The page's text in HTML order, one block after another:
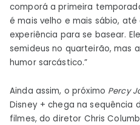
comporá a primeira
é mais velho e mais sábio,
experiência para se basear.
semideus no quarteirão, mas
humor sarcástico.”
Ainda assim, o próximo Percy
Disney + chega na sequência
filmes, do diretor Chris